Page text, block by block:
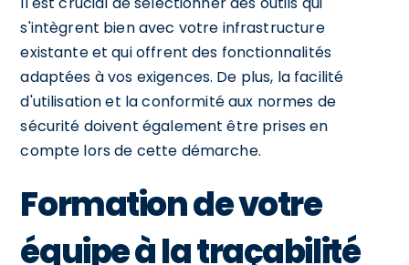
s'intègrent bien avec votre infrastructure
existante et qui offrent des fonctionnalités
adaptées à vos exigences. De plus, la facilité
d'utilisation et la conformité aux normes de
sécurité doivent également être prises en
compte lors de cette démarche.
Formation de votre
équipe à la traçabilité